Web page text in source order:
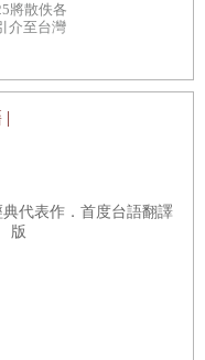
想贏得溺愛孩子的媽
，這孩子跟著爸爸去
走來走去的狸貓，認
嚓喀嚓山〉故事，不
，我家這個小同情者
情的理由含糊不清。
這種不負責任隨口說
將散佚各
介至台灣
|
代表作．首度台語翻譯
版